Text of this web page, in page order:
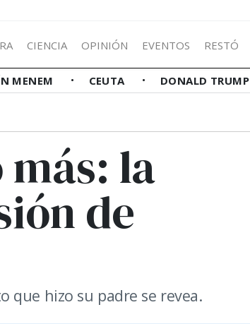
CIENCIA OPINIÓN EVENTOS RESTÓ
MENEM CEUTA DONALD TRUMP
la
de
que hizo su padre se revea.